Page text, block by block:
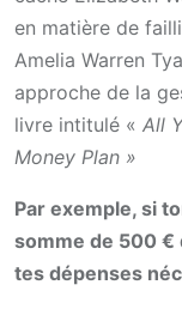
en matière de
Amelia Warren
approche de la
livre intitulé « All
Money Plan »
Par exemple, si
somme de 500 €
tes dépenses